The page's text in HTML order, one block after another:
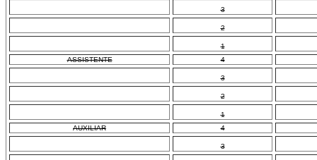
3
2
1
ASSISTENTE
4
3
2
1
AUXILIAR
4
3